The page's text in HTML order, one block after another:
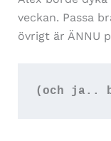
veckan. Passa
övrigt är ÄNNU
(och ja..